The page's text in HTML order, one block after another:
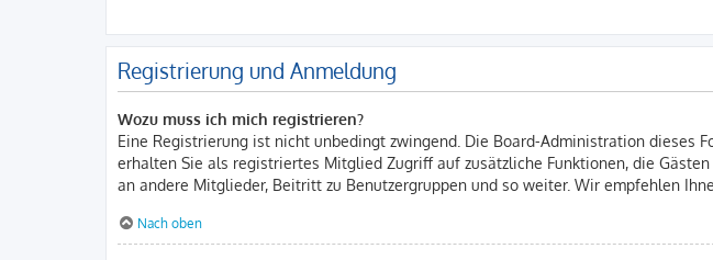
Registrierung und Anmeldung
Wozu muss ich mich registrieren?
Eine Registrierung ist nicht unbedingt zwingend. Die Board-Administration dieses
erhalten Sie als registriertes Mitglied Zugriff auf zusätzliche Funktionen, die
an andere Mitglieder, Beitritt zu Benutzergruppen und so weiter. Wir empfehlen
Nach oben